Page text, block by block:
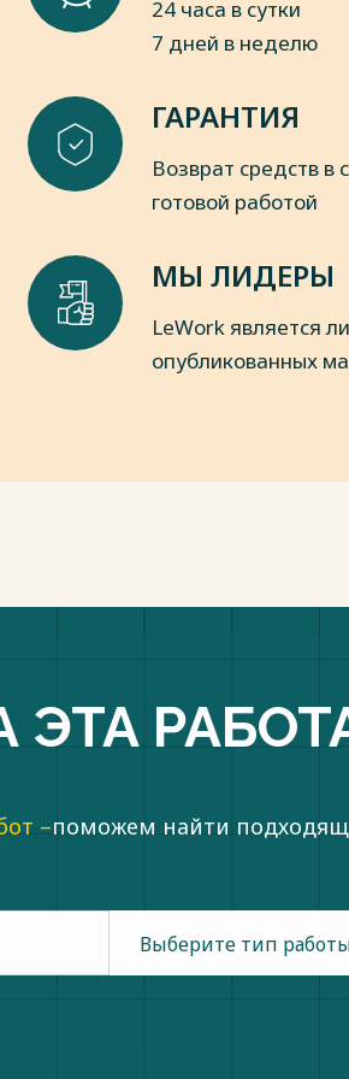
24 часа в сутки
7 дней в неделю
ГАРАНТИЯ
Возврат средств в
готовой работой
МЫ ЛИДЕРЫ
LeWork является
опубликованных
–поможем найти
Выберите тип